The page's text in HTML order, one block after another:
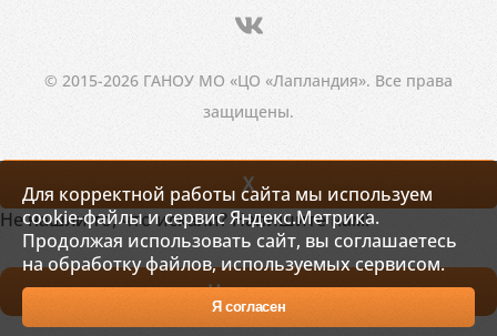
© 2015-2026 ГАНОУ МО «ЦО «Лапландия». Все права
защищены.
Для корректной работы сайта мы используем
cookie-файлы и сервис Яндекс.Метрика.
Продолжая использовать сайт, вы соглашаетесь
на обработку файлов, используемых сервисом.
Я согласен
X
Не нашли то, что искали? Напишите нам!
Написать